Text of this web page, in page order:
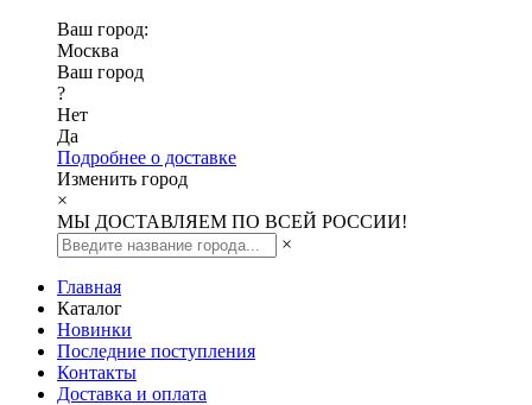
Ваш город:
Москва
Ваш город
?
Нет
Да
Подробнее о доставке
Изменить город
×
МЫ ДОСТАВЛЯЕМ ПО ВСЕЙ РОССИИ!
×
Главная
Каталог
Новинки
Последние поступления
Контакты
Доставка и оплата